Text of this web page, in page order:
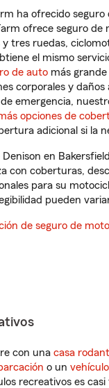
ha ofrecido
ofrece seguro de
tres ruedas,
el mismo
de auto más
corporales y daños
emergencia,
opciones de
adicional si la
en
con coberturas,
para su
pueden
de seguro de
con una casa
o un
recreativos es